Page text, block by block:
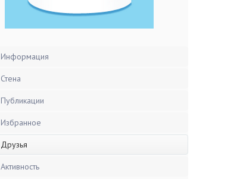
Информация
Стена
Публикации
Избранное
Друзья
Активность